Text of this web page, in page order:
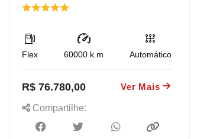
Flex 60000 k.m Automático
R$ 76.780,00 Ver Mais
Compartilhe: